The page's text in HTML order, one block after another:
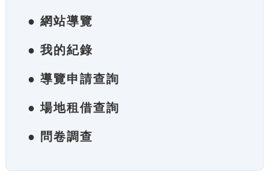
● 網站導覽
● 我的紀錄
● 導覽申請查詢
● 場地租借查詢
● 問卷調查